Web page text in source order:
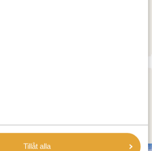
Tillåt alla
SIPI FALLS